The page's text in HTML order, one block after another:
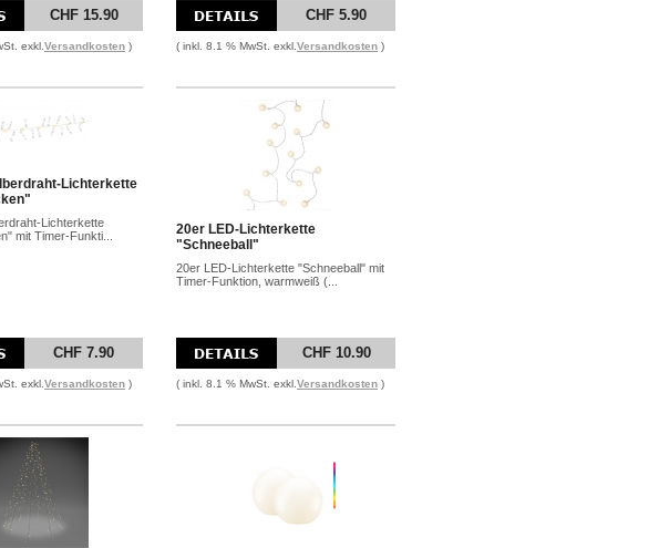
CHF 15.90
exkl. Versandkosten )
CHF 5.90
( inkl. 8.1 % MwSt. exkl. Versandkosten )
Lichterkette
Lichterkette
mit Timer-Funkti...
CHF 7.90
exkl. Versandkosten )
20er LED-Lichterkette
"Schneeball"
20er LED-Lichterkette "Schneeball" mit
Timer-Funktion, warmweiß (...
CHF 10.90
( inkl. 8.1 % MwSt. exkl. Versandkosten )